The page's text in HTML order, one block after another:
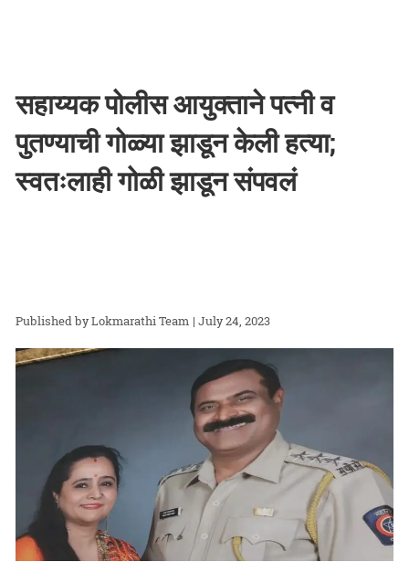
सहाय्यक पोलीस आयुक्ताने पत्नी व
पुतण्याची गोळ्या झाडून केली हत्या;
स्वतःलाही गोळी झाडून संपवलं
Lokmarathi Team | July 24, 2023